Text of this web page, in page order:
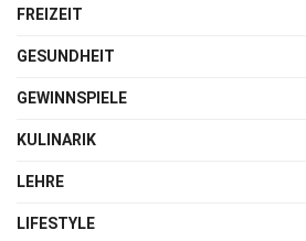
FREIZEIT
GESUNDHEIT
GEWINNSPIELE
KULINARIK
LEHRE
LIFESTYLE